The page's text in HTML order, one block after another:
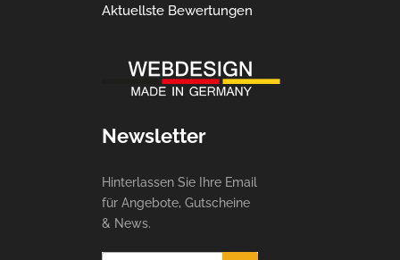
Aktuellste Bewertungen
Newsletter
Hinterlassen Sie Ihre Email
für Angebote, Gutscheine
& News.